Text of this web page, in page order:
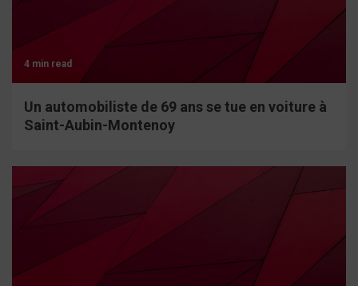
4 min read
Un automobiliste de 69 ans se tue en voiture à
Saint-Aubin-Montenoy